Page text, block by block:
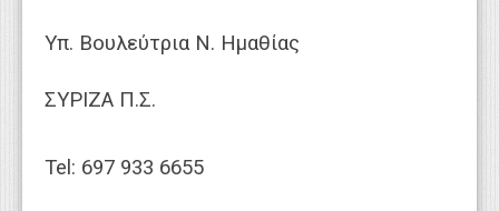
Υπ. Βουλεύτρια Ν. Ημαθίας
ΣΥΡΙΖΑ Π.Σ.
Tel: 697 933 6655